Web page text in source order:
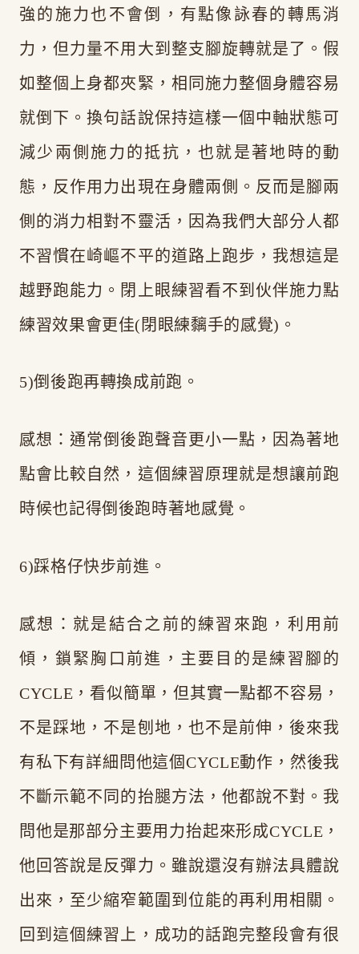
強的施力也不會倒，有點像詠春的轉馬消
力，但力量不用大到整支腳旋轉就是了。假
如整個上身都夾緊，相同施力整個身體容易
就倒下。換句話說保持這樣一個中軸狀態可
減少兩側施力的抵抗，也就是著地時的動
態，反作用力出現在身體兩側。反而是腳兩
側的消力相對不靈活，因為我們大部分人都
不習慣在崎嶇不平的道路上跑步，我想這是
越野跑能力。閉上眼練習看不到伙伴施力點
練習效果會更佳(閉眼練黐手的感覺)。
5)倒後跑再轉換成前跑。
感想：通常倒後跑聲音更小一點，因為著地
點會比較自然，這個練習原理就是想讓前跑
時候也記得倒後跑時著地感覺。
6)踩格仔快步前進。
感想：就是結合之前的練習來跑，利用前
傾，鎖緊胸口前進，主要目的是練習腳的
CYCLE，看似簡單，但其實一點都不容易，
不是踩地，不是刨地，也不是前伸，後來我
有私下有詳細問他這個CYCLE動作，然後我
不斷示範不同的抬腿方法，他都說不對。我
問他是那部分主要用力抬起來形成CYCLE，
他回答說是反彈力。雖說還沒有辦法具體說
出來，至少縮窄範圍到位能的再利用相關。
回到這個練習上，成功的話跑完整段會有很